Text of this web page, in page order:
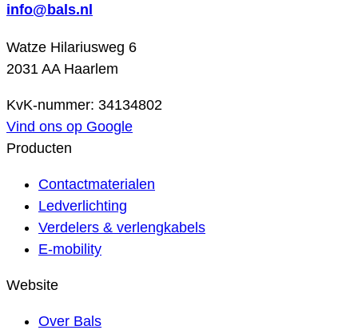
info@bals.nl
Watze Hilariusweg 6
2031 AA Haarlem
KvK-nummer: 34134802
Vind ons op Google
Producten
Contactmaterialen
Ledverlichting
Verdelers & verlengkabels
E-mobility
Website
Over Bals